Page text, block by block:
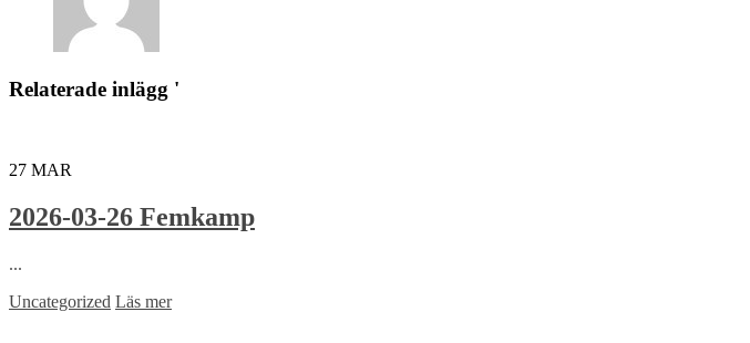
Relaterade inlägg '
27 MAR
2026-03-26 Femkamp
...
Uncategorized Läs mer